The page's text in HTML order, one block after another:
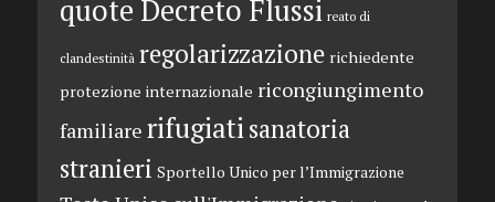
quote Decreto Flussi reato di
clandestinità regolarizzazione richiedente
protezione internazionale ricongiungimento
familiare rifugiati sanatoria
stranieri Sportello Unico per l’Immigrazione